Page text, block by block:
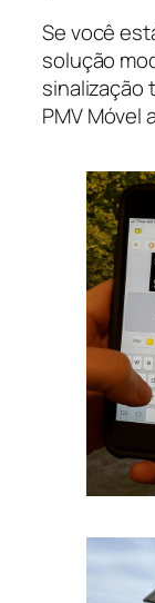
Se você
solução
sinalização
PMV Móvel